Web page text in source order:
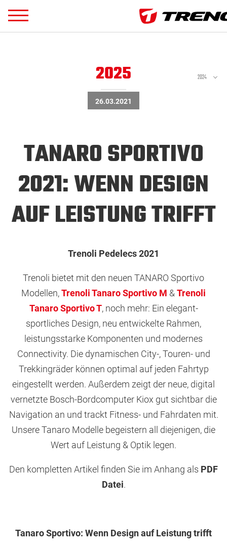
2025 2024
26.03.2021
TANARO SPORTIVO
2021: WENN DESIGN
AUF LEISTUNG TRIFFT
Trenoli Pedelecs 2021
Trenoli bietet mit den neuen TANARO Sportivo
Modellen,Trenoli Tanaro Sportivo M &Trenoli
Tanaro Sportivo T, noch mehr: Ein elegant-
sportliches Design, neu entwickelte Rahmen,
leistungsstarke Komponenten und modernes
Connectivity. Die dynamischen City-, Touren- und
Trekkingräder können optimal auf jeden Fahrtyp
eingestellt werden. Außerdem zeigt der neue, digital
vernetzte Bosch-Bordcomputer Kiox gut sichtbar die
Navigation an und trackt Fitness- und Fahrdaten mit.
Unsere Tanaro Modelle begeistern all diejenigen, die
Wert auf Leistung & Optik legen.
Den kompletten Artikel finden Sie im Anhang als PDF
Datei.
Tanaro Sportivo: Wenn Design auf Leistung trifft